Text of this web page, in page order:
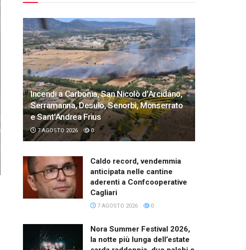
Incendi a Carbonia, San Nicolò d’Arcidano,
Serramanna, Desulo, Senorbì, Monserrato
e Sant’Andrea Frius
7 AGOSTO 2026 0
Caldo record, vendemmia
anticipata nelle cantine
aderenti a Confcooperative
Cagliari
7 AGOSTO 2026 0
Nora Summer Festival 2026,
la notte più lunga dell’estate